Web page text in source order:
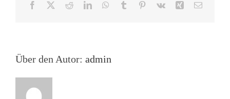
Facebook RedditLinkedInWhatsApp
Tumblr Pinterest
Vk Xing E-
Über den Autor: admin